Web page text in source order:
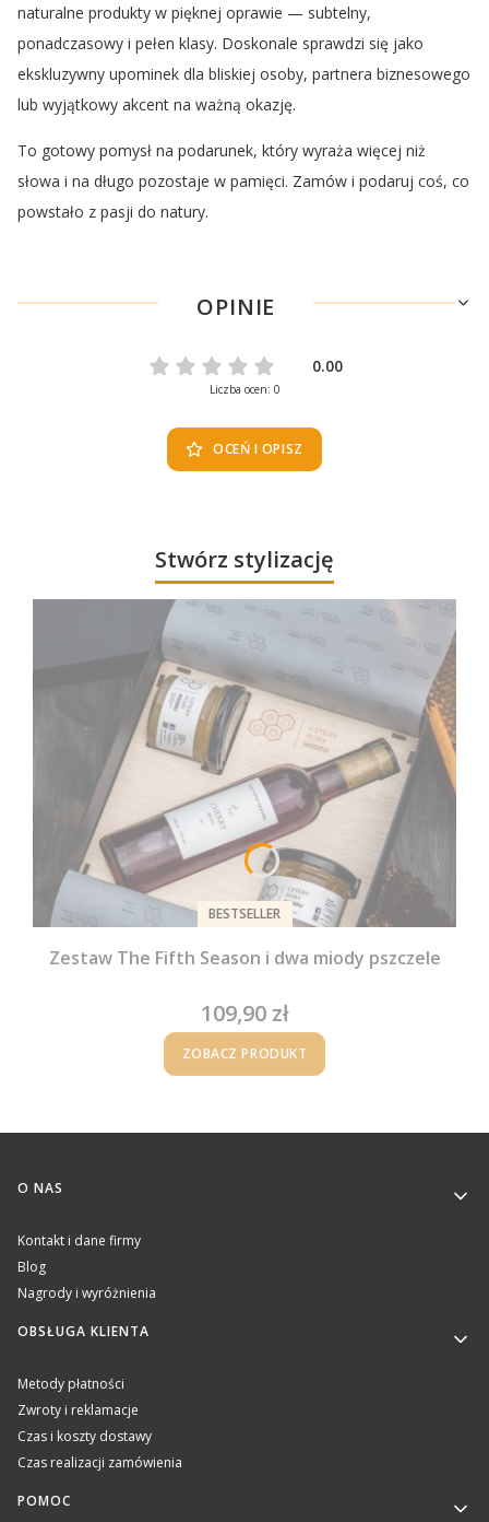
naturalne produkty w pięknej oprawie — subtelny,
ponadczasowy i pełen klasy. Doskonale sprawdzi się jako
ekskluzywny upominek dla bliskiej osoby, partnera biznesowego
lub wyjątkowy akcent na ważną okazję.
To gotowy pomysł na podarunek, który wyraża więcej niż
słowa i na długo pozostaje w pamięci. Zamów i podaruj coś, co
powstało z pasji do natury.
OPINIE
0.00
Liczba ocen: 0
OCEŃ I OPISZ
Stwórz stylizację
BESTSELLER
Zestaw The Fifth Season i dwa miody pszczele
Cena
109,90 zł
ZOBACZ PRODUKT
Linki w stopce
O NAS
Kontakt i dane firmy
Blog
Nagrody i wyróżnienia
OBSŁUGA KLIENTA
Metody płatności
Zwroty i reklamacje
Czas i koszty dostawy
Czas realizacji zamówienia
POMOC